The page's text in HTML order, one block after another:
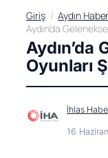
Giriş
Aydın Haber
Aydın’da
Aydın’da
Oyunları
İhlas
16